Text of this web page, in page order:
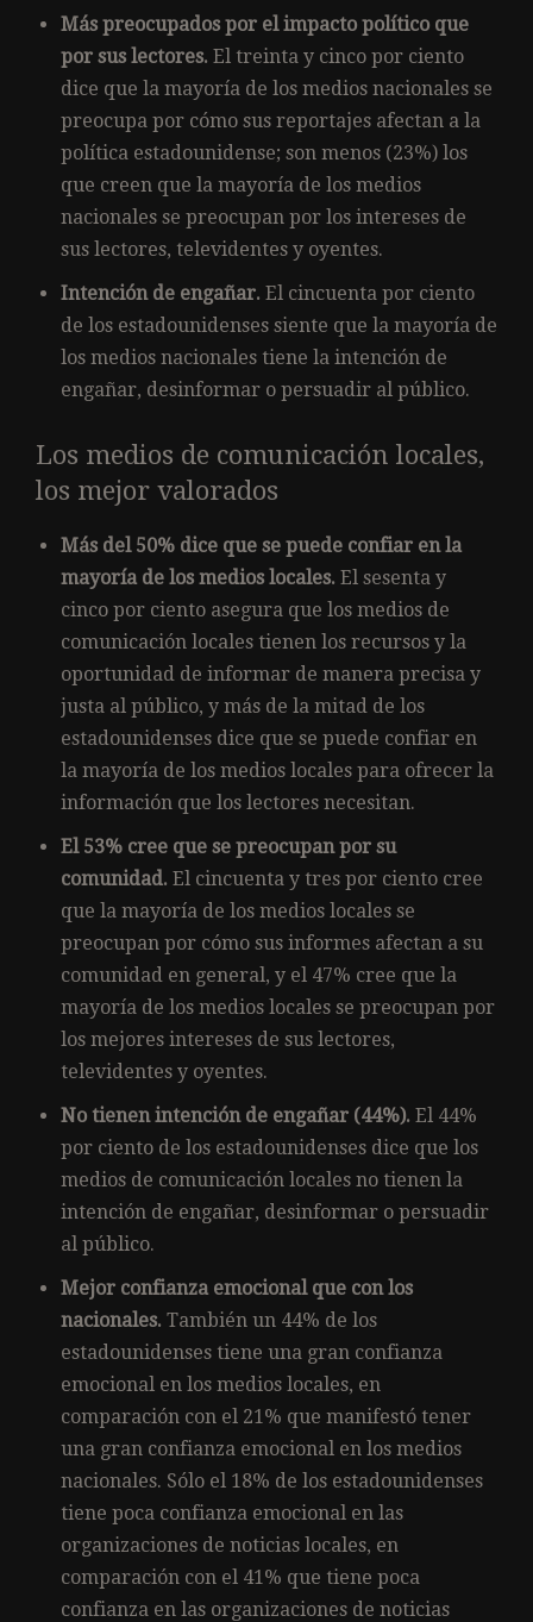
Más preocupados por el impacto político que
por sus lectores. El treinta y cinco por ciento
dice que la mayoría de los medios nacionales se
preocupa por cómo sus reportajes afectan a la
política estadounidense; son menos (23%) los
que creen que la mayoría de los medios
nacionales se preocupan por los intereses de
sus lectores, televidentes y oyentes.
Intención de engañar. El cincuenta por ciento
de los estadounidenses siente que la mayoría de
los medios nacionales tiene la intención de
engañar, desinformar o persuadir al público.
Los medios de comunicación locales,
los mejor valorados
Más del 50% dice que se puede confiar en la
mayoría de los medios locales. El sesenta y
cinco por ciento asegura que los medios de
comunicación locales tienen los recursos y la
oportunidad de informar de manera precisa y
justa al público, y más de la mitad de los
estadounidenses dice que se puede confiar en
la mayoría de los medios locales para ofrecer la
información que los lectores necesitan.
El 53% cree que se preocupan por su
comunidad. El cincuenta y tres por ciento cree
que la mayoría de los medios locales se
preocupan por cómo sus informes afectan a su
comunidad en general, y el 47% cree que la
mayoría de los medios locales se preocupan por
los mejores intereses de sus lectores,
televidentes y oyentes.
No tienen intención de engañar (44%). El 44%
por ciento de los estadounidenses dice que los
medios de comunicación locales no tienen la
intención de engañar, desinformar o persuadir
al público.
Mejor confianza emocional que con los
nacionales. También un 44% de los
estadounidenses tiene una gran confianza
emocional en los medios locales, en
comparación con el 21% que manifestó tener
una gran confianza emocional en los medios
nacionales. Sólo el 18% de los estadounidenses
tiene poca confianza emocional en las
organizaciones de noticias locales, en
comparación con el 41% que tiene poca
confianza en las organizaciones de noticias